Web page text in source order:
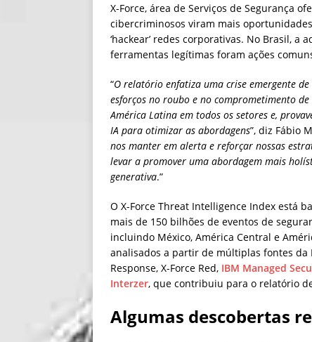
X-Force, área de Serviços de Segurança
cibercriminosos viram mais
‘hackear’ redes corporativas. No Brasil,
ferramentas legítimas foram ações
“O relatório enfatiza uma crise emergente
esforços no roubo e no comprometimento
América Latina em todos os setores e,
IA para otimizar as abordagens”, diz Fábio
nos manter em alerta e reforçar nossas
levar a promover uma abordagem mais
generativa.”
O X-Force Threat Intelligence Index está
mais de 150 bilhões de eventos de
incluindo México, América Central e
analisados a partir de múltiplas fontes da
Response, X-Force Red, IBM Managed
Interzer, que contribuiu para o relatório
Algumas descobertas